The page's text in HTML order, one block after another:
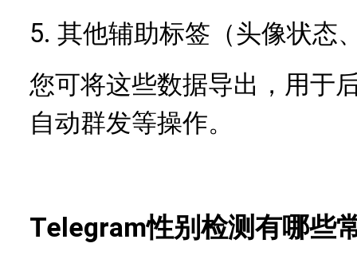
5. 其他辅助标签（头像状态
您可将这些数据导出，用于
自动群发等操作。
Telegram性别检测有哪些